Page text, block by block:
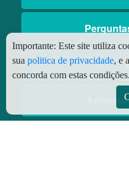
Importante: Este site utiliza
sua politica de privacidade, e
concorda com estas condições.